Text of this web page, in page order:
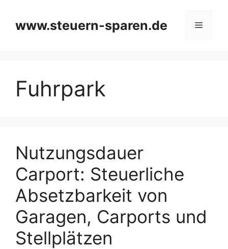
springen
www.steuern-sparen.de Menü
Fuhrpark
Nutzungsdauer
Carport: Steuerliche
Absetzbarkeit von
Garagen, Carports und
Stellplätzen